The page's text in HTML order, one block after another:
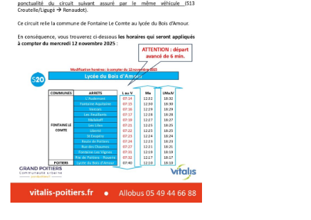
PORTAIL FAMILLE
PUBLICATIONS COMMUNALES
Actualités Agenda Contact Publications communales